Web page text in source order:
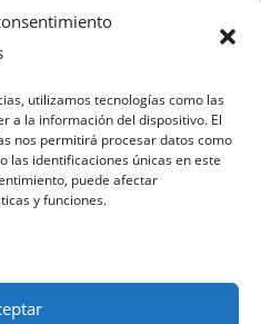
utilizamos tecnologías como las
a la información del dispositivo. El
nos permitirá procesar datos como
las identificaciones únicas en este
puede afectar
y funciones.